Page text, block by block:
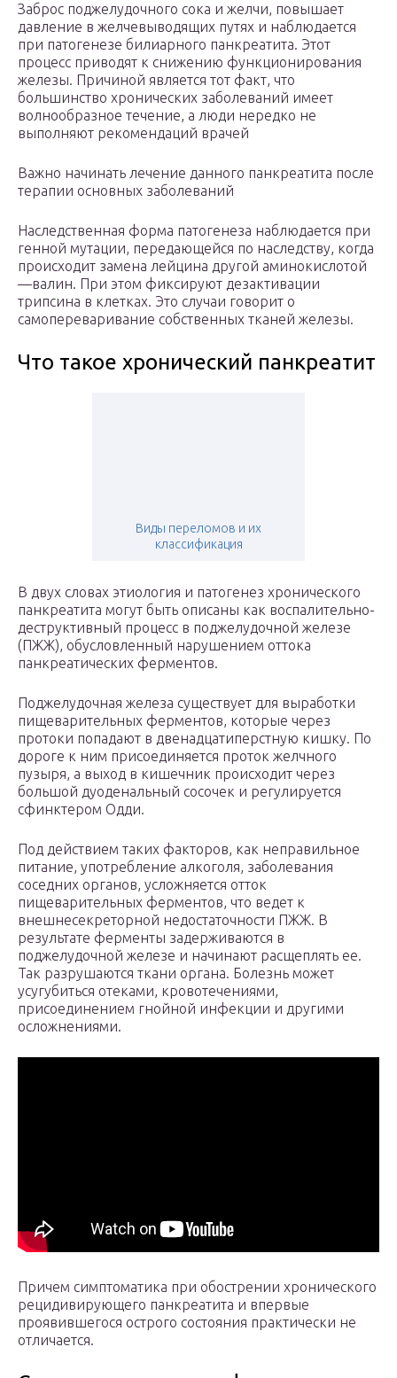
Заброс поджелудочного сока и желчи, повышает
давление в желчевыводящих путях и наблюдается
при патогенезе билиарного панкреатита. Этот
процесс приводят к снижению функционирования
железы. Причиной является тот факт, что
большинство хронических заболеваний имеет
волнообразное течение, а люди нередко не
выполняют рекомендаций врачей
Важно начинать лечение данного панкреатита после
терапии основных заболеваний
Наследственная форма патогенеза наблюдается при
генной мутации, передающейся по наследству, когда
происходит замена лейцина другой аминокислотой
—валин. При этом фиксируют дезактивации
трипсина в клетках. Это случаи говорит о
самопереваривание собственных тканей железы.
Что такое хронический панкреатит
Виды переломов и их
классификация
В двух словах этиология и патогенез хронического
панкреатита могут быть описаны как воспалительно-
деструктивный процесс в поджелудочной железе
(ПЖЖ), обусловленный нарушением оттока
панкреатических ферментов.
Поджелудочная железа существует для выработки
пищеварительных ферментов, которые через
протоки попадают в двенадцатиперстную кишку. По
дороге к ним присоединяется проток желчного
пузыря, а выход в кишечник происходит через
большой дуоденальный сосочек и регулируется
сфинктером Одди.
Под действием таких факторов, как неправильное
питание, употребление алкоголя, заболевания
соседних органов, усложняется отток
пищеварительных ферментов, что ведет к
внешнесекреторной недостаточности ПЖЖ. В
результате ферменты задерживаются в
поджелудочной железе и начинают расщеплять ее.
Так разрушаются ткани органа. Болезнь может
усугубиться отеками, кровотечениями,
присоединением гнойной инфекции и другими
осложнениями.
Причем симптоматика при обострении хронического
рецидивирующего панкреатита и впервые
проявившегося острого состояния практически не
отличается.